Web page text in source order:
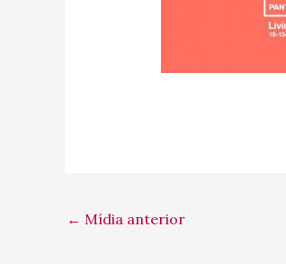
← Mídia anterior